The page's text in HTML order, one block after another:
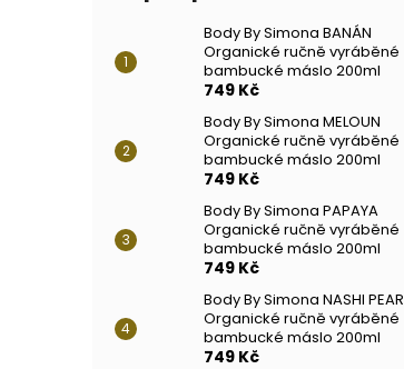
Body By Simona BANÁN
Organické ručně vyráběné
bambucké máslo 200ml
749 Kč
Body By Simona MELOUN
Organické ručně vyráběné
bambucké máslo 200ml
749 Kč
Body By Simona PAPAYA
Organické ručně vyráběné
bambucké máslo 200ml
749 Kč
Body By Simona NASHI PEAR
Organické ručně vyráběné
bambucké máslo 200ml
749 Kč